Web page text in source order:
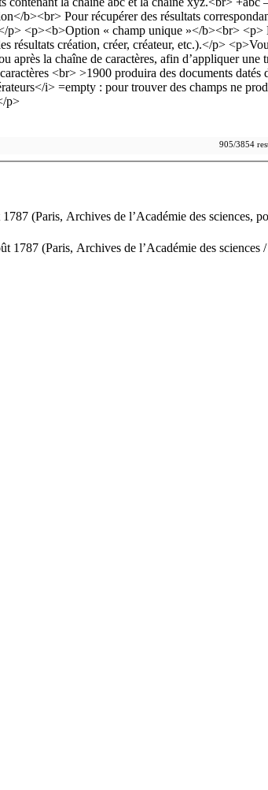
905/3854
(Paris, Archives de l’Académie des sciences,
(Paris, Archives de l’Académie des sciences